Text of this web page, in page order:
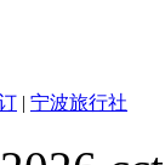
| 宁波旅行社